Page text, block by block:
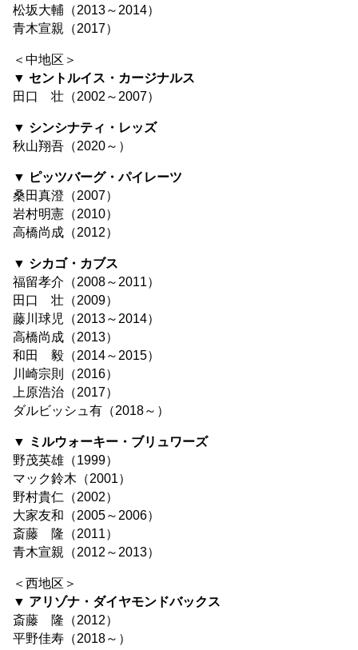
松坂大輔（2013～2014）
青木宣親（2017）
＜中地区＞
▼ セントルイス・カージナルス
田口 壮（2002～2007）
▼ シンシナティ・レッズ
秋山翔吾（2020～）
▼ ピッツバーグ・パイレーツ
桑田真澄（2007）
岩村明憲（2010）
高橋尚成（2012）
▼ シカゴ・カブス
福留孝介（2008～2011）
田口 壮（2009）
藤川球児（2013～2014）
高橋尚成（2013）
和田 毅（2014～2015）
川崎宗則（2016）
上原浩治（2017）
ダルビッシュ有（2018～）
▼ ミルウォーキー・ブリュワーズ
野茂英雄（1999）
マック鈴木（2001）
野村貴仁（2002）
大家友和（2005～2006）
斎藤 隆（2011）
青木宣親（2012～2013）
＜西地区＞
▼ アリゾナ・ダイヤモンドバックス
斎藤 隆（2012）
平野佳寿（2018～）